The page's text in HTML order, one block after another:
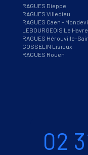
RAGUES Dieppe
RAGUES Villedieu
RAGUES Caen –
LEBOURGEOIS Le Havre
RAGUES Hérouville-
GOSSELIN Lisieux
RAGUES Rouen
02